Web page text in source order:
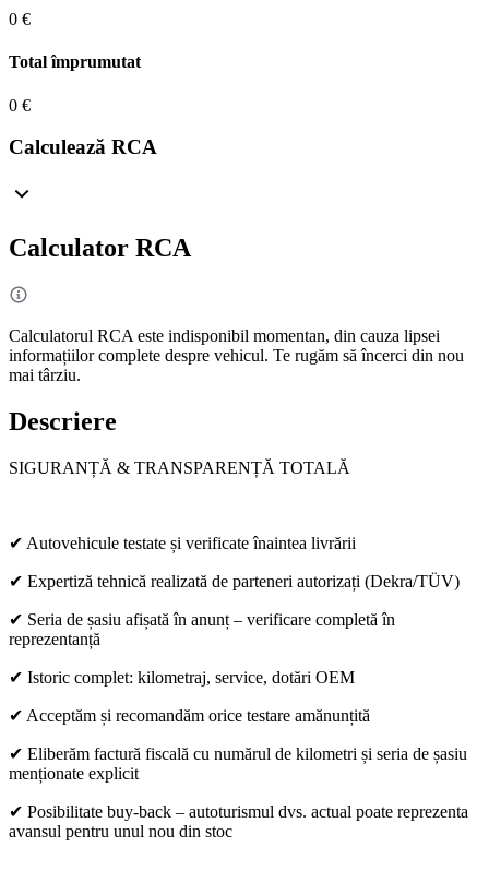
0 €
Total împrumutat
0 €
Calculează RCA
Calculator RCA
Calculatorul RCA este indisponibil momentan, din cauza lipsei
informațiilor complete despre vehicul. Te rugăm să încerci din nou
mai târziu.
Descriere
SIGURANȚĂ & TRANSPARENȚĂ TOTALĂ
✔ Autovehicule testate și verificate înaintea livrării
✔ Expertiză tehnică realizată de parteneri autorizați (Dekra/TÜV)
✔ Seria de șasiu afișată în anunț – verificare completă în
reprezentanță
✔ Istoric complet: kilometraj, service, dotări OEM
✔ Acceptăm și recomandăm orice testare amănunțită
✔ Eliberăm factură fiscală cu numărul de kilometri și seria de șasiu
menționate explicit
✔ Posibilitate buy-back – autoturismul dvs. actual poate reprezenta
avansul pentru unul nou din stoc